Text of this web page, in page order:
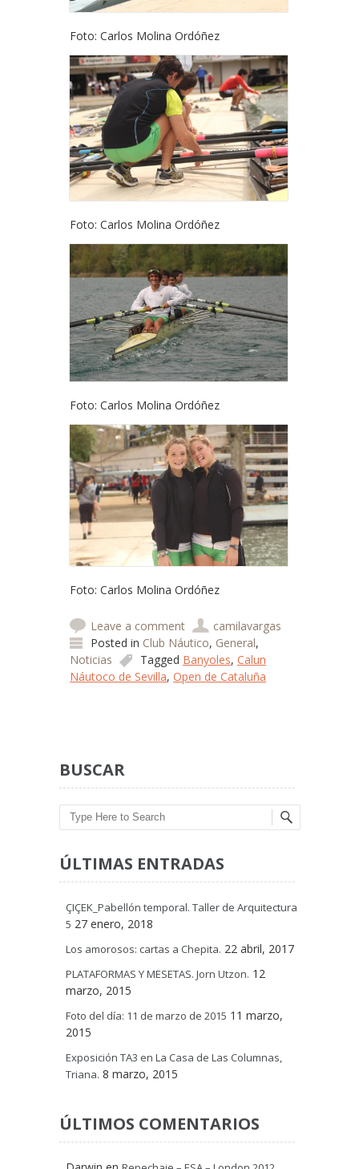
Foto: Carlos Molina Ordóñez
Foto: Carlos Molina Ordóñez
Foto: Carlos Molina Ordóñez
Foto: Carlos Molina Ordóñez
Leave a comment
camilavargas
Posted in Club Náutico, General,
Noticias
Tagged Banyoles,Calun
Náutoco de Sevilla,Open de Cataluña
BUSCAR
Search
ÚLTIMAS ENTRADAS
ÇIÇEK_Pabellón temporal. Taller de Arquitectura
5 27 enero, 2018
Los amorosos: cartas a Chepita. 22 abril, 2017
PLATAFORMAS Y MESETAS. Jorn Utzon. 12
marzo, 2015
Foto del día: 11 de marzo de 2015 11 marzo,
2015
Exposición TA3 en La Casa de Las Columnas,
Triana. 8 marzo, 2015
ÚLTIMOS COMENTARIOS